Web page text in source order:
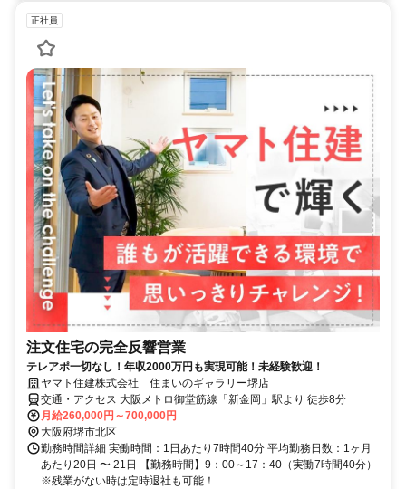
正社員
注文住宅の完全反響営業
テレアポ一切なし！年収2000万円も実現可能！未経験歓迎！
ヤマト住建株式会社 住まいのギャラリー堺店
交通・アクセス 大阪メトロ御堂筋線「新金岡」駅より 徒歩8分
月給260,000円～700,000円
大阪府堺市北区
勤務時間詳細 実働時間：1日あたり7時間40分 平均勤務日数：1ヶ月
あたり20日 〜 21日 【勤務時間】9：00～17：40（実働7時間40分）
※残業がない時は定時退社も可能！